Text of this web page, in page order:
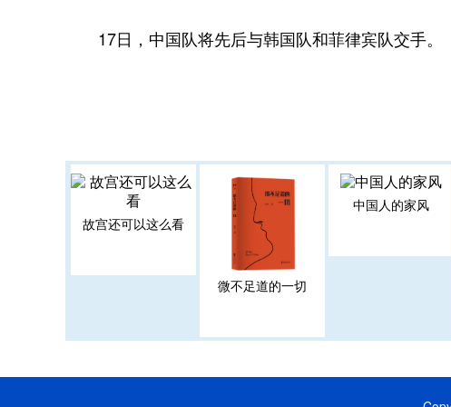
17日，中国队将先后与韩国队和菲律宾队交手。
故宫还可以这么看
微不足道的一切
中国人的家风